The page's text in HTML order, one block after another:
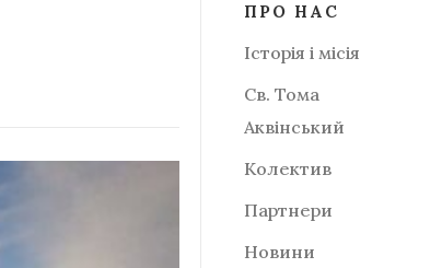
ПРО НАС
Історія і місія
Св. Тома
Аквінський
Колектив
Партнери
Новини